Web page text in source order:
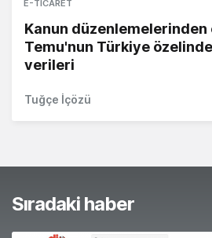
E-TICARET
Kanun düzenlemelerinden
Temu'nun Türkiye özelinde
verileri
Tuğçe İçözü
Sıradaki haber